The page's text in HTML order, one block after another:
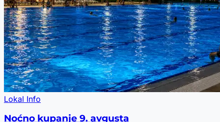
Lokal Info
Noćno kupanje 9. avgusta